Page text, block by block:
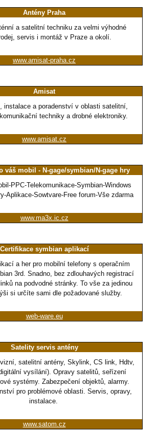
Antény Praha
a satelitní techniku za velmi výhodné
servis i montáž v Praze a okolí.
www.amisat-praha.cz
Amisat
instalace a poradenství v oblasti satelitní,
techniky a drobné elektroniky.
www.amisat.cz
váš mobil - N-gage/symbian/N-gage hry
PPC-Telekomunikace-Symbian-Windows
Aplikace-Sowtvare-Free forum-Vše zdarma
www.ma3x.ic.cz
Certifikace symbian aplikací
a her pro mobilní telefony s operačním
3rd. Snadno, bez zdlouhavých registrací
na podvodné stránky. To vše za jedinou
si určíte sami dle požadované služby.
web-ware.eu
Satelity servis antény
satelitní antény, Skylink, CS link, Hdtv,
vysílání). Opravy satelitů, seřízení
systémy. Zabezpečení objektů, alarmy.
pro problémové oblasti. Servis, opravy,
instalace.
www.satom.cz